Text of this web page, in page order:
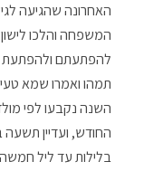
האחרונה שהגיעה
המשפחה והלכו
להפתעתם ולהפתעת
תמהו ואמרו שמא
השנה נקבעו לפי
החודש, ועדיין
בלילות עד ליל